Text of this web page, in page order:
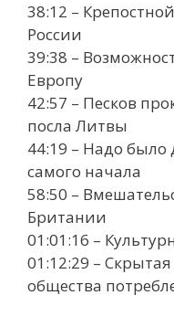
38:12 –
России
39:38 –
Европу
42:57 – Песков
посла Литвы
44:19 – Надо было
самого начала
58:50 –
Британии
01:01:16 –
01:12:29 –
общества